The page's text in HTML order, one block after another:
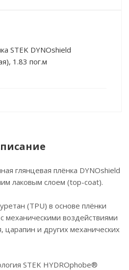
STEK DYNOshield
1.83 пог.м
глянцевая плёнка DYNOshield
лаковым слоем (top-coat).
(TPU) в основе плёнки
механическими воздействиями
царапин и других механических
STEK HYDROphobe®